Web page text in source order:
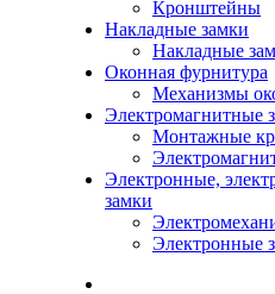
Кронштейны
Накладные замки
Накладные
Оконная фурнитура
Механизмы
Электромагнитные
Монтажные
Электронные,
замки
Электронные